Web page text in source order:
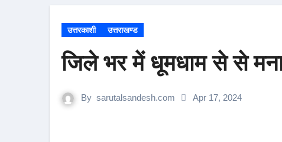
उत्तरकाशी उत्तराखण्ड
जिले भर में धूमधाम से से
By sarutalsandesh.com Apr 17, 2024